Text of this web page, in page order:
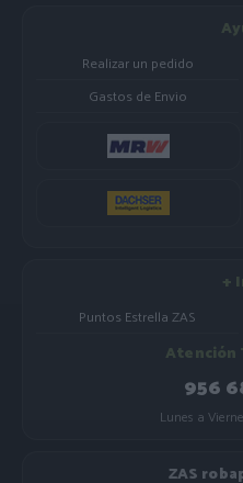
Realizar un pedido
Gastos de Envio
+
Puntos Estrella ZAS
Atención
956
Lunes a
ZAS